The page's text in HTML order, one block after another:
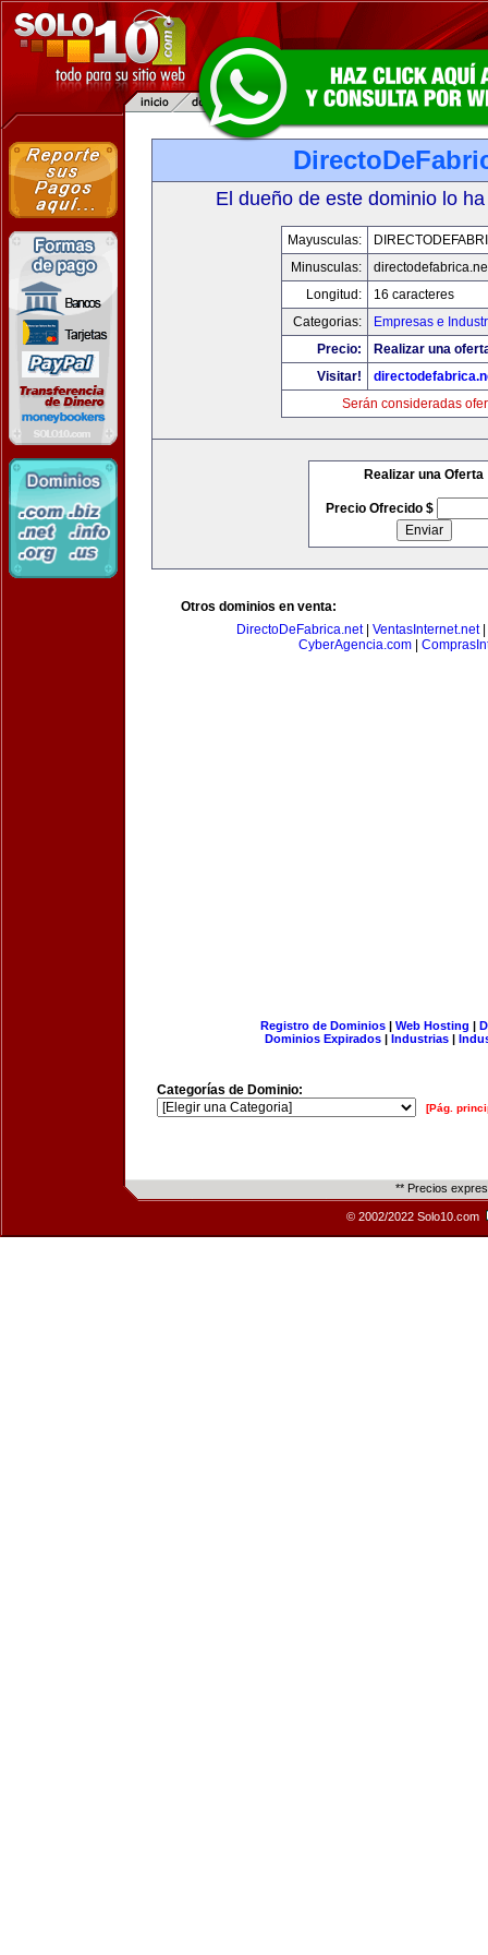
El dueño de este dominio lo
Mayusculas:
Minusculas:
Longitud:
16 caracteres
Categorias:
Empresas e
Precio:
Realizar una
Visitar!
Serán consideradas
Realizar una Oferta
Precio Ofrecido $
Otros dominios en venta:
DirectoDeFabrica.net| VentasInternet.net|
CyberAgencia.com
Registro de Dominios| Web Hosting |
Dominios Expirados | Industrias |
Categorías de Dominio:
[Pág.
** Precios
© 2002/2022 Solo10.com